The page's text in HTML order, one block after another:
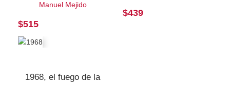
Manuel Mejido
$515
$439
1968, el fuego de la